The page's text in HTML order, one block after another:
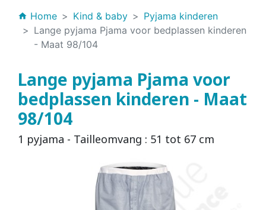
home Home Kind & baby
Pyjama kinderen
Lange pyjama Pjama voor bedplassen kinderen
- Maat 98/104
Lange pyjama Pjama voor
bedplassen kinderen - Maat
98/104
1 pyjama - Tailleomvang : 51 tot 67 cm